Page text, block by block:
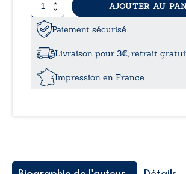
quantité
de
Gravité
d’une
vie
Citations
AJOUTER AU
Paiement sécurisé
Livraison pour 3€, retrait
Impression en France